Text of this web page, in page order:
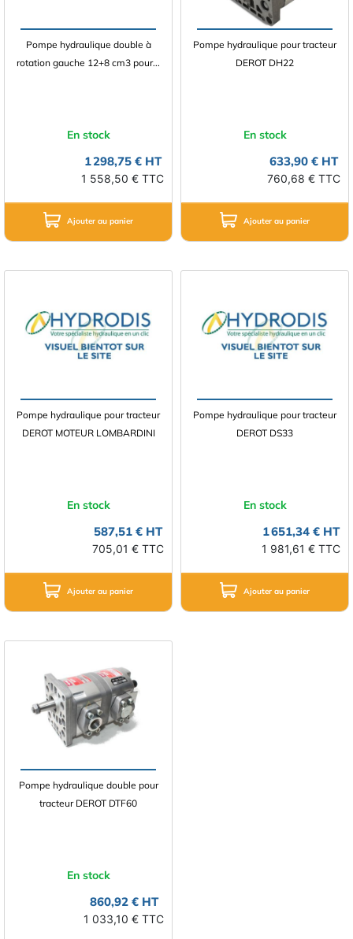
Pompe hydraulique double à
rotation gauche 12+8 cm3 pour...
En stock
1 298,75 € HT
1 558,50 € TTC
Ajouter au panier
Pompe hydraulique pour tracteur
DEROT DH22
En stock
633,90 € HT
760,68 € TTC
Ajouter au panier
Pompe hydraulique pour tracteur
DEROT MOTEUR LOMBARDINI
En stock
587,51 € HT
705,01 € TTC
Ajouter au panier
Pompe hydraulique pour tracteur
DEROT DS33
En stock
1 651,34 € HT
1 981,61 € TTC
Ajouter au panier
Pompe hydraulique double pour
tracteur DEROT DTF60
En stock
860,92 € HT
1 033,10 € TTC